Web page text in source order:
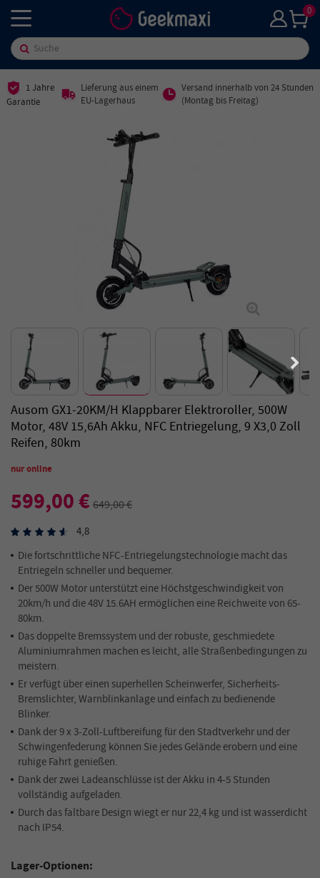
0
1 Jahre
Garantie
Lieferung aus einem
EU-Lagerhaus
Versand innerhalb von 24 Stunden
(Montag bis Freitag)
Ausom GX1-20KM/H Klappbarer Elektroroller, 500W
Motor, 48V 15,6Ah Akku, NFC Entriegelung, 9 X3,0 Zoll
Reifen, 80km
nur online
599,00 €649,00 €
4,8
Die fortschrittliche NFC-Entriegelungstechnologie macht das
Entriegeln schneller und bequemer.
Der 500W Motor unterstützt eine Höchstgeschwindigkeit von
20km/h und die 48V 15.6AH ermöglichen eine Reichweite von 65-
80km.
Das doppelte Bremssystem und der robuste, geschmiedete
Aluminiumrahmen machen es leicht, alle Straßenbedingungen zu
meistern.
Er verfügt über einen superhellen Scheinwerfer, Sicherheits-
Bremslichter, Warnblinkanlage und einfach zu bedienende
Blinker.
Dank der 9 x 3-Zoll-Luftbereifung für den Stadtverkehr und der
Schwingenfederung können Sie jedes Gelände erobern und eine
ruhige Fahrt genießen.
Dank der zwei Ladeanschlüsse ist der Akku in 4-5 Stunden
vollständig aufgeladen.
Durch das faltbare Design wiegt er nur 22,4 kg und ist wasserdicht
nach IP54.
Lager-Optionen: